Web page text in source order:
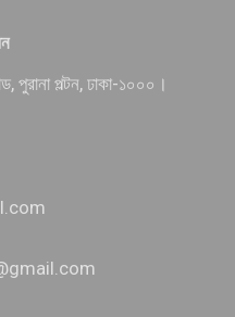
পুরানা পল্টন, ঢাকা-১০০০।